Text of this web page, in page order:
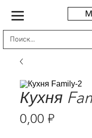
Кухня
0,00 ₽